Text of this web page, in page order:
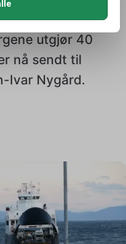
opplyser at
utgjør 40
nå sendt til
Ivar Nygård.